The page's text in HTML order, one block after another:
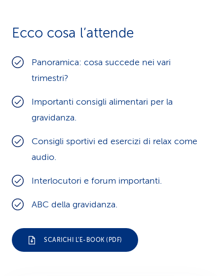
n
t
d
s
r
z
i
Ecco cosa l’attende
Panoramica: cosa succede nei vari
trimestri?
Importanti consigli alimentari per la
gravidanza.
Consigli sportivi ed esercizi di relax come
audio.
Interlocutori e forum importanti.
ABC della gravidanza.
SCARICHI L'E-BOOK (PDF)